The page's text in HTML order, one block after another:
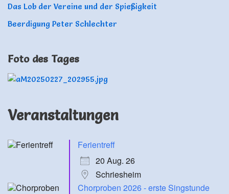
Das Lob der Vereine und der Spießigkeit
Beerdigung Peter Schlechter
Foto des Tages
Veranstaltungen
Ferientreff
20 Aug. 26
Schriesheim
Chorproben 2026 - erste Singstunde